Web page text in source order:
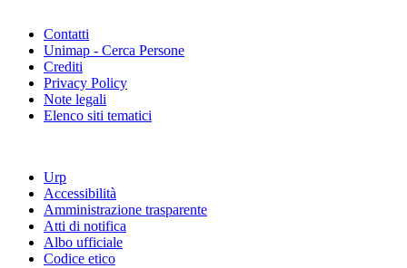
Contatti
Unimap - Cerca Persone
Crediti
Privacy Policy
Note legali
Elenco siti tematici
Urp
Accessibilità
Amministrazione trasparente
Atti di notifica
Albo ufficiale
Codice etico